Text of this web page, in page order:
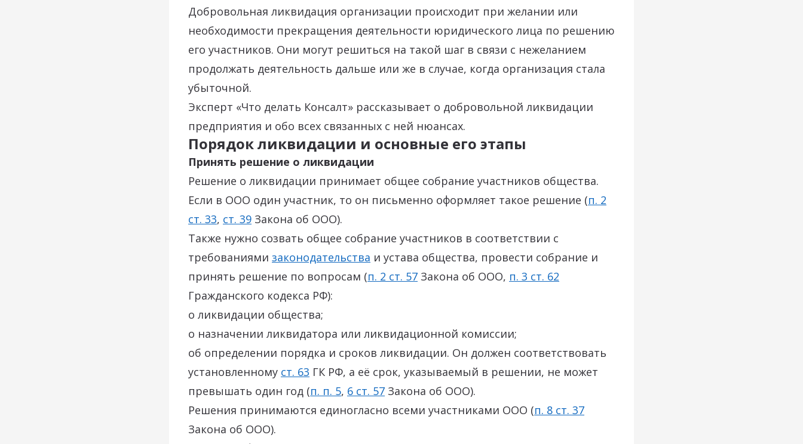
Добровольная ликвидация организации происходит при желании или
необходимости прекращения деятельности юридического лица по решению
его участников. Они могут решиться на такой шаг в связи с нежеланием
продолжать деятельность дальше или же в случае, когда организация стала
убыточной.
Эксперт «Что делать Консалт» рассказывает о добровольной ликвидации
предприятия и обо всех связанных с ней нюансах.
Порядок ликвидации и основные его этапы
Принять решение о ликвидации
Решение о ликвидации принимает общее собрание участников общества.
Если в ООО один участник, то он письменно оформляет такое решение (п. 2
ст. 33, ст. 39 Закона об ООО).
Также нужно созвать общее собрание участников в соответствии с
требованиями законодательства и устава общества, провести собрание и
принять решение по вопросам (п. 2 ст. 57 Закона об ООО, п. 3 ст. 62
Гражданского кодекса РФ):
о ликвидации общества;
о назначении ликвидатора или ликвидационной комиссии;
об определении порядка и сроков ликвидации. Он должен соответствовать
установленному ст. 63 ГК РФ, а её срок, указываемый в решении, не может
превышать один год (п. п. 5, 6 ст. 57 Закона об ООО).
Решения принимаются единогласно всеми участниками ООО (п. 8 ст. 37
Закона об ООО).